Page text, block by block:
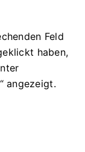
Feld
haben,
angezeigt.